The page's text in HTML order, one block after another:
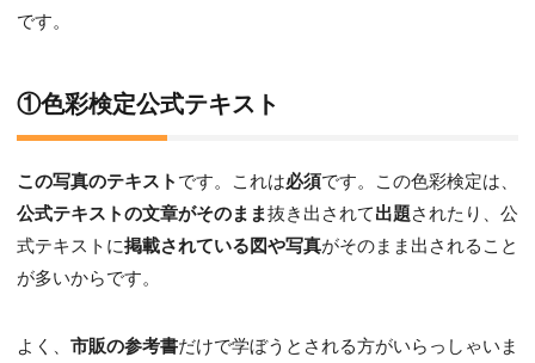
です。
①色彩検定公式テキスト
この写真のテキスト です。これは必須です。この色彩検定は、
公式テキストの文章がそのまま抜き出されて出題されたり、公
式テキストに掲載されている図や写真がそのまま出されること
が多いからです。
よく、 市販の参考書だけで学ぼうとされる方がいらっしゃいま